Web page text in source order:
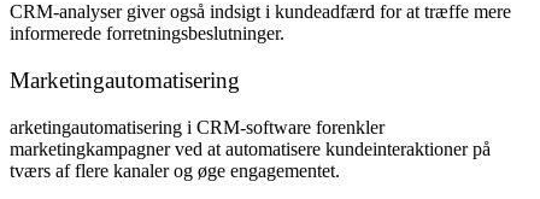
CRM-analyser giver også indsigt i kundeadfærd for at træffe mere
informerede forretningsbeslutninger.
Marketingautomatisering
arketingautomatisering i CRM-software forenkler
marketingkampagner ved at automatisere kundeinteraktioner på
tværs af flere kanaler og øge engagementet.